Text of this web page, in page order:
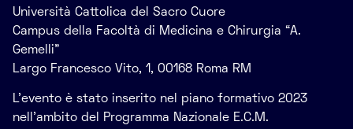
Università Cattolica del Sacro Cuore
Campus della Facoltà di Medicina e Chirurgia “A.
Gemelli”
Largo Francesco Vito, 1, 00168 Roma RM
L’evento è stato inserito nel piano formativo 2023
nell’ambito del Programma Nazionale E.C.M.